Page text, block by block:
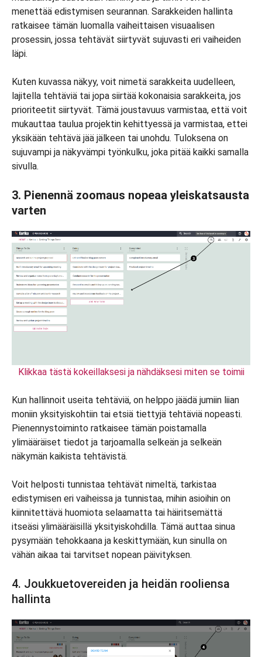
menettää edistymisen seurannan. Sarakkeiden hallinta
ratkaisee tämän luomalla vaiheittaisen visuaalisen
prosessin, jossa tehtävät siirtyvät sujuvasti eri vaiheiden
läpi.
Kuten kuvassa näkyy, voit nimetä sarakkeita uudelleen,
lajitella tehtäviä tai jopa siirtää kokonaisia sarakkeita, jos
prioriteetit siirtyvät. Tämä joustavuus varmistaa, että voit
mukauttaa taulua projektin kehittyessä ja varmistaa, ettei
yksikään tehtävä jää jälkeen tai unohdu. Tuloksena on
sujuvampi ja näkyvämpi työnkulku, joka pitää kaikki samalla
sivulla.
3. Pienennä zoomaus nopeaa yleiskatsausta
varten
Klikkaa tästä kokeillaksesi ja nähdäksesi miten se toimii
Kun hallinnoit useita tehtäviä, on helppo jäädä jumiin liian
moniin yksityiskohtiin tai etsiä tiettyjä tehtäviä nopeasti.
Pienennystoiminto ratkaisee tämän poistamalla
ylimääräiset tiedot ja tarjoamalla selkeän ja selkeän
näkymän kaikista tehtävistä.
Voit helposti tunnistaa tehtävät nimeltä, tarkistaa
edistymisen eri vaiheissa ja tunnistaa, mihin asioihin on
kiinnitettävä huomiota selaamatta tai häiritsemättä
itseäsi ylimääräisillä yksityiskohdilla. Tämä auttaa sinua
pysymään tehokkaana ja keskittymään, kun sinulla on
vähän aikaa tai tarvitset nopean päivityksen.
4. Joukkuetovereiden ja heidän rooliensa
hallinta